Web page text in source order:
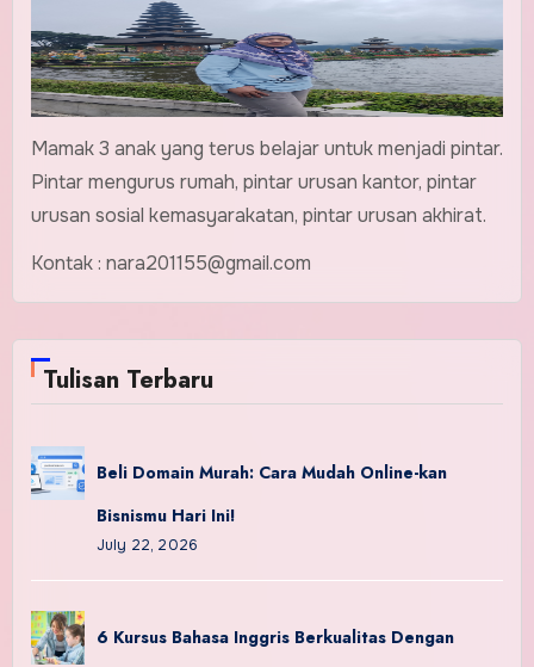
Mamak 3 anak yang terus belajar untuk menjadi pintar.
Pintar mengurus rumah, pintar urusan kantor, pintar
urusan sosial kemasyarakatan, pintar urusan akhirat.
Kontak : nara201155@gmail.com
Tulisan Terbaru
Beli Domain Murah: Cara Mudah Online-kan
Bisnismu Hari Ini!
July 22, 2026
6 Kursus Bahasa Inggris Berkualitas Dengan